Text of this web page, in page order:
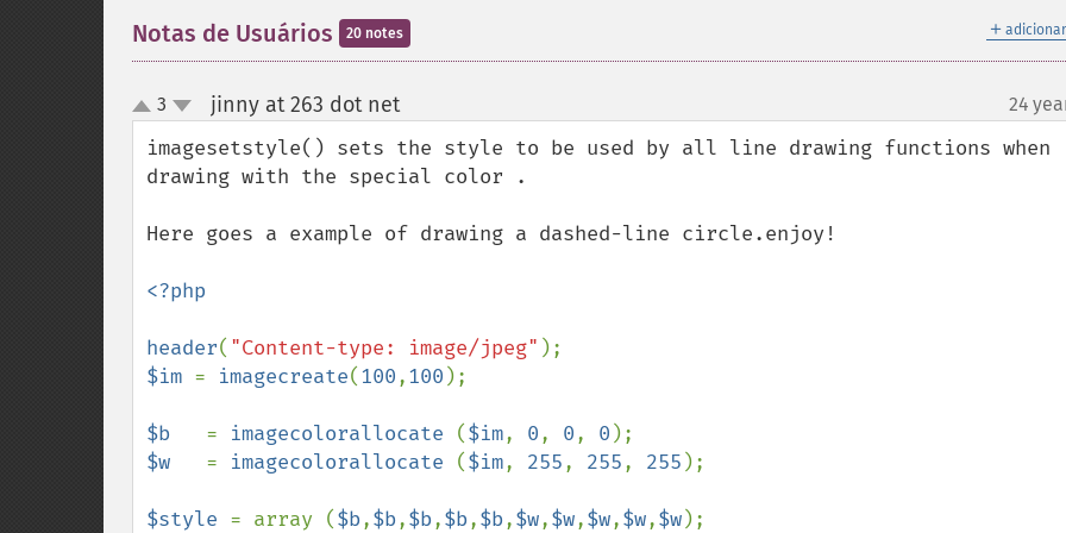
＋
Notas de Usuários 20 notes
up
down
3 jinny at 263 dot net¶ 24
imagesetstyle() sets the style to be used by all line drawing functions when
drawing with the special color .
Here goes a example of drawing a dashed-line circle.enjoy!
<?php
header( "Content-type: image/jpeg"
$im = imagecreate(100,100 );
$b = imagecolorallocate ($im, 0, 0, 0
$w = imagecolorallocate ($im, 255, 255, 255 );
$style = array ($b,$b,$b,$b,$b,$w,$w,$w,$w,$w);